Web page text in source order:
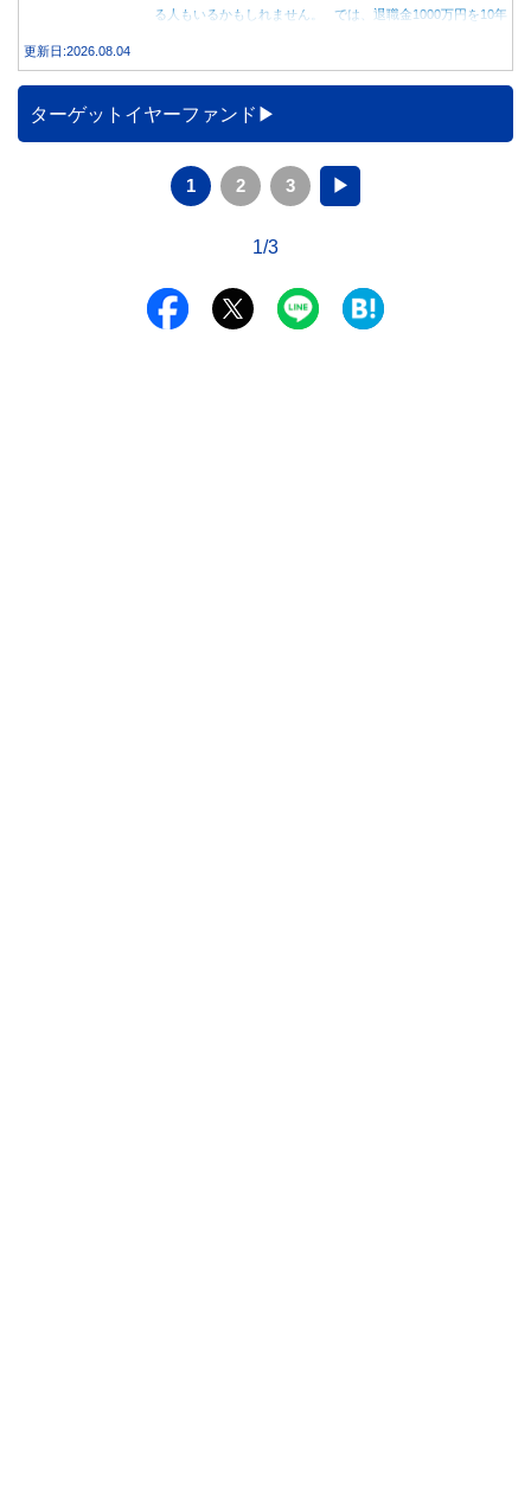
る人もいるかもしれません。 では、退職金1000万円を10年
レーションします。
更新日:2026.08.04
ターゲットイヤーファンド
1 2 3 ▶
1/3